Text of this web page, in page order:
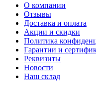
О компании
Отзывы
Доставка и оплата
Акции и скидки
Политика
Гарантии и
Реквизиты
Новости
Наш склад